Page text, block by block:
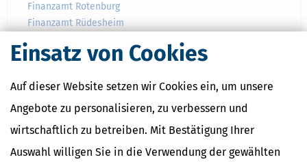
Einsatz von Cookies
Auf dieser Website setzen wir Cookies ein, um unsere
Angebote zu personalisieren, zu verbessern und
wirtschaftlich zu betreiben. Mit Bestätigung Ihrer
Auswahl willigen Sie in die Verwendung der gewählten
Finanzamt Rotenburg
Finanzamt Rüdesheim
Finanzamt Weilburg
Finanzamt Wiesbaden
Finanzamt Witzenhausen